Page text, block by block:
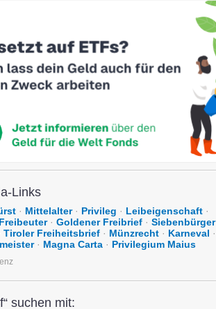
Links
· Mittelalter· Privileg · Leibeigenschaft ·
Freibeuter· Goldener Freibrief · Siebenbürger
Tiroler Freiheitsbrief · Münzrecht · Karneval ·
· Magna Carta · Privilegium Maius
suchen mit: